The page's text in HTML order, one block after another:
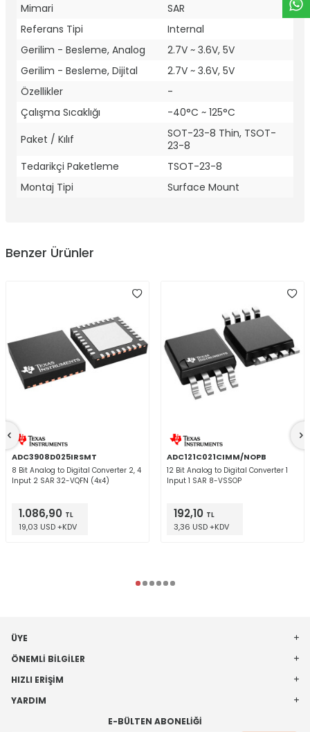
Mimari
SAR
Referans Tipi
Internal
Gerilim - Besleme, Analog
2.7V ~ 3.6V, 5V
Gerilim - Besleme, Dijital
2.7V ~ 3.6V, 5V
Özellikler
-
Çalışma Sıcaklığı
-40°C ~ 125°C
Paket / Kılıf
SOT-23-8 Thin, TSOT-
23-8
Tedarikçi Paketleme
TSOT-23-8
Montaj Tipi
Surface Mount
Benzer Ürünler
ADC3908D025IRSMT
8 Bit Analog to Digital Converter 2, 4
Input 2 SAR 32-VQFN (4x4)
1.086,90 TL
19,03 USD +KDV
ADC121C021CIMM/NOPB
12 Bit Analog to Digital Converter 1
Input 1 SAR 8-VSSOP
192,10 TL
3,36 USD +KDV
ÜYE
ÖNEMLI BILGILER
HIZLI ERIŞIM
YARDIM
E-BÜLTEN ABONELIĞI